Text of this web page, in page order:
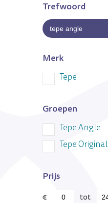
Trefwoord
Merk
Tepe
Groepen
Tepe Angle
Tepe Original
Prijs
€ tot